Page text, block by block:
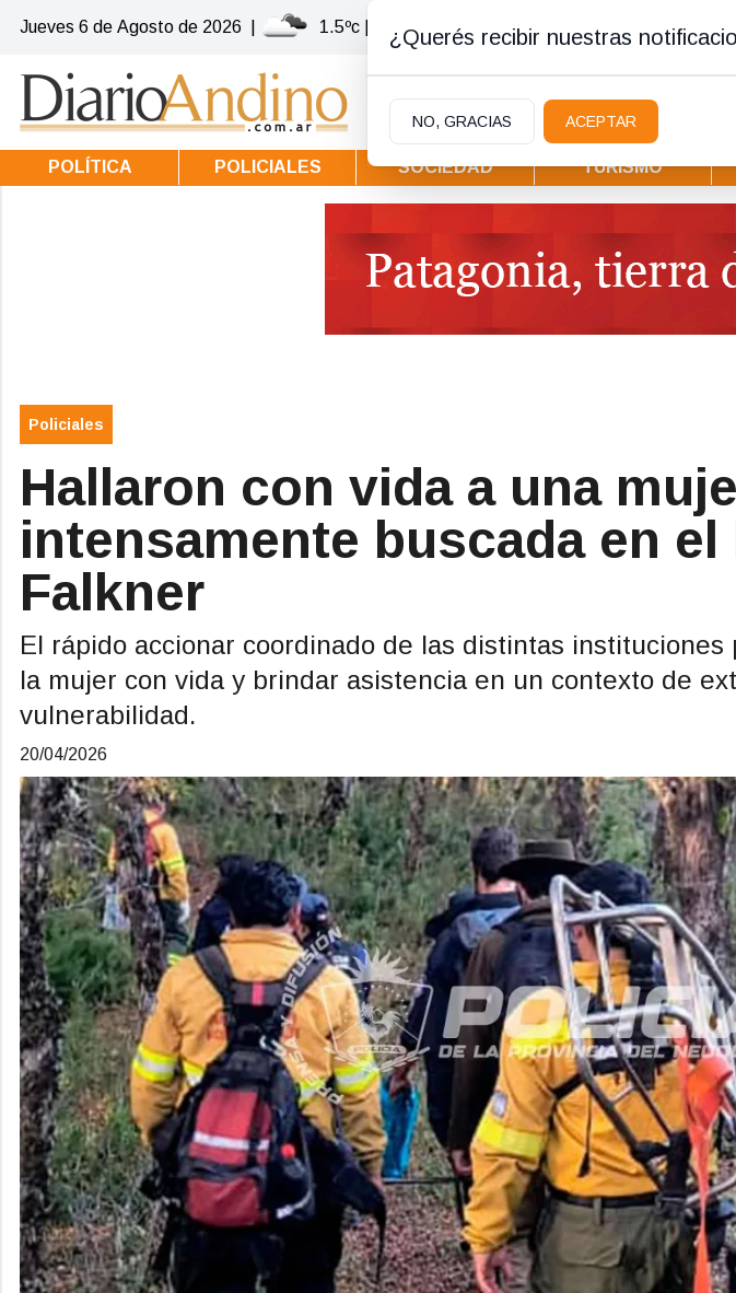
Jueves 6 de Agosto de 2026 1.5ºc | Villa la Angostura
POLÍTICA POLICIALES SOCIEDAD TURISMO
Policiales
Hallaron con vida a una
intensamente buscada en el
Falkner
El rápido accionar coordinado de las distintas instituciones
la mujer con vida y brindar asistencia en un contexto de
vulnerabilidad.
20/04/2026
¿Querés recibir nuestras
NO, GRACIAS ACEPTAR